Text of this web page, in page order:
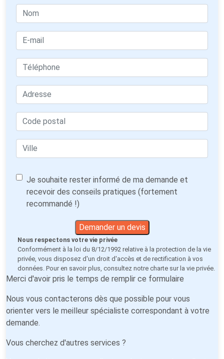
Je souhaite rester informé de ma demande et
recevoir des conseils pratiques (fortement
recommandé !)
Demander un devis
Nous respectons votre vie privée
Conformément à la loi du 8/12/1992 relative à la protection de la vie
privée, vous disposez d'un droit d'accès et de rectification à vos
données. Pour en savoir plus, consultez notre charte sur la vie privée.
Merci d'avoir pris le temps de remplir ce formulaire
Nous vous contacterons dès que possible pour vous
orienter vers le meilleur spécialiste correspondant à votre
demande.
Vous cherchez d'autres services ?